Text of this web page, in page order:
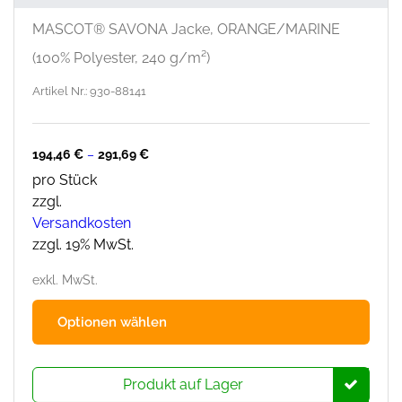
MASCOT® SAVONA Jacke, ORANGE/MARINE
(100% Polyester, 240 g/m²)
Artikel Nr.: 930-88141
194,46 € – 291,69€
pro Stück
zzgl.
Versandkosten
zzgl. 19% MwSt.
exkl. MwSt.
Optionen wählen
Produkt auf Lager